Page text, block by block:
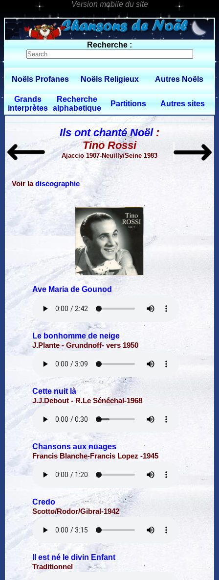
0 $limitbot 1 $limittot 2
Recherche :
Noëls Profanes Noëls Religieux Autres Noëls
Grands
interprètes
Recherche
alphabetique
Partitions Autres sites
Ils ont chanté Noël:
Tino Rossi
Ajaccio 1907-Neuilly/Seine 1983
Voir ladiscographie
Ave Maria de Gounod
Le bonhomme de neige
J.Plante - Grundnoff- vers 1950
Cette nuit là
J.J.Debout - R.Le Sénéchal-1968
Chansons aux nuages
Francis Blanche-Francis Lopez -1945
Credo
Scotto/Rodor/Gibral-1942
Il est né le divin Enfant
Traditionnel